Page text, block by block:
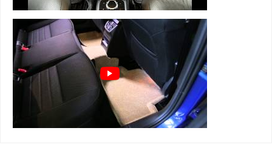
+ подпятник из термопластика